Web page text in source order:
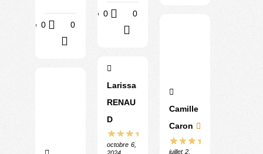
Utile 0 0
Utile 0 0
Larissa
RENAU
D
octobre 6,
Camille
Caron
juillet 2,